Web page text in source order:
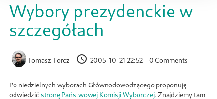
Wybory prezydenckie w
szczegółach
Tomasz Torcz 2005-10-21 22:52 0 Comments
Po niedzielnych wyborach Głównodowodzącego proponuję
odwiedzić stronę Państwowej Komisji Wyborczej. Znajdziemy tam